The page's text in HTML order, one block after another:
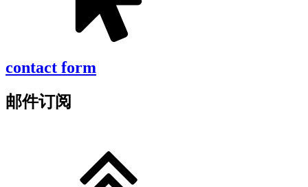
contact form
邮件订阅